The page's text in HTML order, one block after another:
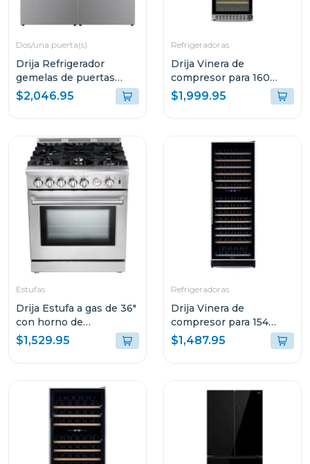
Dos/una puerta(s)
Drija Refrigerador
gemelas de puertas
francesas de 36cuft
$2,046.95
Refrigeradoras
Drija Vinera de
compresor para 160
botellas lambrusco 160
$1,999.95
Estufas
Drija Estufa a gas de 36"
con horno de
convección
$1,529.95
Refrigeradoras
Drija Vinera de
compresor para 154
botellas chianti 154
$1,487.95